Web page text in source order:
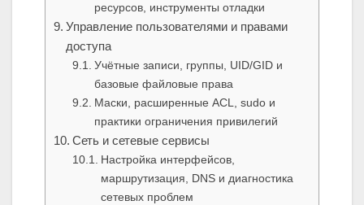
ресурсов, инструменты отладки
Управление пользователями и правами
доступа
Учётные записи, группы, UID/GID и
базовые файловые права
Маски, расширенные ACL, sudo и
практики ограничения привилегий
Сеть и сетевые сервисы
Настройка интерфейсов,
маршрутизация, DNS и диагностика
сетевых проблем